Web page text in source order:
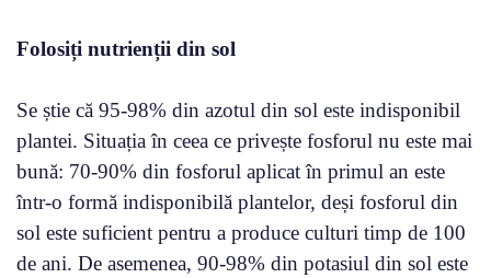
Folosiți nutrienții din sol
Se știe că 95-98% din azotul din sol este indisponibil
plantei. Situația în ceea ce privește fosforul nu este mai
bună: 70-90% din fosforul aplicat în primul an este
într-o formă indisponibilă plantelor, deși fosforul din
sol este suficient pentru a produce culturi timp de 100
de ani. De asemenea, 90-98% din potasiul din sol este